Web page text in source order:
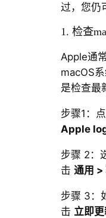
过，您仍
1. 检查
Apple通
macOS
是检查最
步骤1：
Apple
步骤 2：
击 通用 >
步骤 3：
击 立即